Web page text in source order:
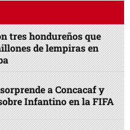
tres hondureños que
de lempiras en
a Concacaf y
Infantino en la FIFA